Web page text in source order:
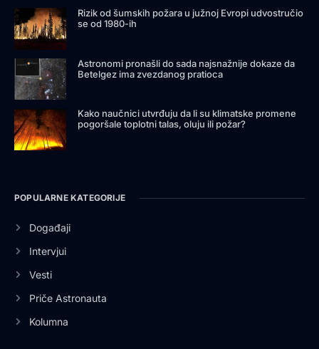
Rizik od šumskih požara u južnoj Evropi udvostručio
se od 1980-ih
Astronomi pronašli do sada najsnažnije dokaze da
Betelgez ima zvezdanog pratioca
Kako naučnici utvrđuju da li su klimatske promene
pogoršale toplotni talas, oluju ili požar?
POPULARNE KATEGORIJE
Događaji
Intervjui
Vesti
Priče Astronauta
Kolumna